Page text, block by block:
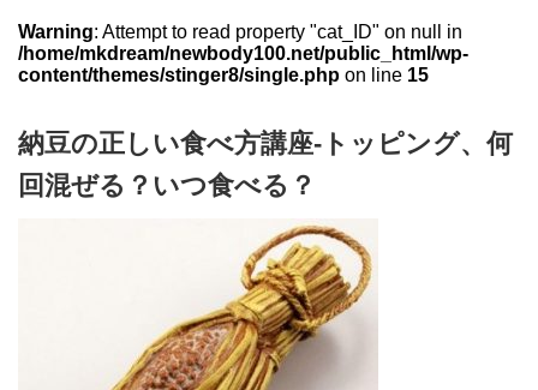
Warning: Attempt to read property "cat_ID" on null in
/home/mkdream/newbody100.net/public_html/wp-
content/themes/stinger8/single.php on line 15
納豆の正しい食べ方講座-トッピング、何
回混ぜる？いつ食べる？